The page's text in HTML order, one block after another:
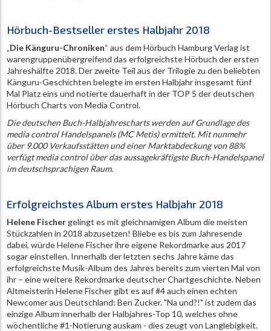
Hörbuch-Bestseller erstes Halbjahr 2018
„Die Känguru-Chroniken“ aus dem Hörbuch Hamburg Verlag ist
warengruppenübergreifend das erfolgreichste Hörbuch der ersten
Jahreshälfte 2018. Der zweite Teil aus der Trilogie zu den beliebten
Känguru-Geschichten belegte im ersten Halbjahr insgesamt fünf
Mal Platz eins und notierte dauerhaft in der TOP 5 der deutschen
Hörbuch Charts von Media Control.
Die deutschen Buch-Halbjahrescharts werden auf Grundlage des
media control Handelspanels (MC Metis) ermittelt. Mit nunmehr
über 9.000 Verkaufsstätten und einer Marktabdeckung von 88%
verfügt media control über das aussagekräftigste Buch-Handelspanel
im deutschsprachigen Raum.
Erfolgreichstes Album erstes Halbjahr 2018
Helene Fischer gelingt es mit gleichnamigen Album die meisten
Stückzahlen in 2018 abzusetzen! Bliebe es bis zum Jahresende
dabei, würde Helene Fischer ihre eigene Rekordmarke aus 2017
sogar einstellen. Innerhalb der letzten sechs Jahre käme das
erfolgreichste Musik-Album des Jahres bereits zum vierten Mal von
ihr – eine weitere Rekordmarke deutscher Chartgeschichte. Neben
Altmeisterin Helene Fischer gibt es auf #4 auch einen echten
Newcomer aus Deutschland: Ben Zucker. "Na und?!" ist zudem das
einzige Album innerhalb der Halbjahres-Top 10, welches ohne
wöchentliche #1-Notierung auskam - dies zeugt von Langlebigkeit.